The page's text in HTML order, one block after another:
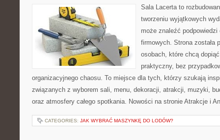
Sala Lacerta to
tworzeniu wyjątkowych
może znaleźć
firmowych. Strona została
osobach, które chcą
praktyczny, bez
organizacyjnego chaosu. To miejsce dla tych, którzy szukają
związanych z wyborem sali, menu, dekoracji, atrakcji, muzyki,
oraz atmosfery całego spotkania. Nowości na stronie Atrakcje i
CATEGORIES: JAK WYBRAĆ MASZYNKĘ DO LODÓW?